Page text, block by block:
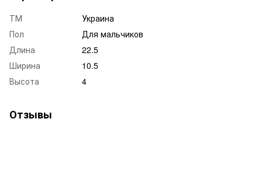
ТМ
Украина
Пол
Для мальчиков
Длина
22.5
Ширина
10.5
Высота
4
Отзывы